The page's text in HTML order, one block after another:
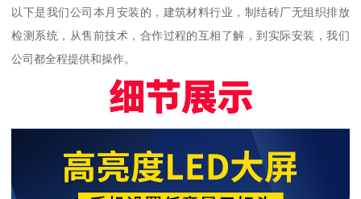
以下是我们公司本月安装的，建筑材料行业，制结砖厂无组织排放
检测系统，从售前技术，合作过程的互相了解，到实际安装，我们
公司都全程提供和操作。